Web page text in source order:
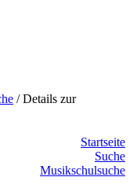
/Details zur
Startseite
Suche
Musikschulsuche